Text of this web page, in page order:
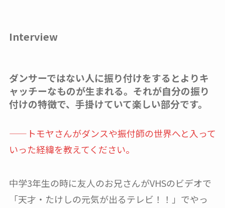
Interview
ダンサーではない人に振り付けをするとよりキ
ャッチーなものが生まれる。それが自分の振り
付けの特徴で、手掛けていて楽しい部分です。
——トモヤさんがダンスや振付師の世界へと入って
いった経緯を教えてください。
中学3年生の時に友人のお兄さんがVHSのビデオで
「天才・たけしの元気が出るテレビ！！」でやっ